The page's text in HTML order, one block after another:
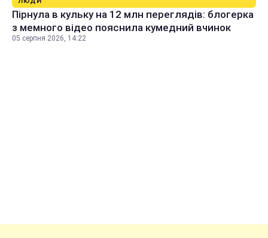
Пірнула в кульку на 12 млн переглядів: блогерка
з мемного відео пояснила кумедний вчинок
05 серпня 2026, 14:22